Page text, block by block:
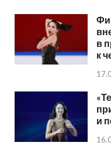
в
к
и